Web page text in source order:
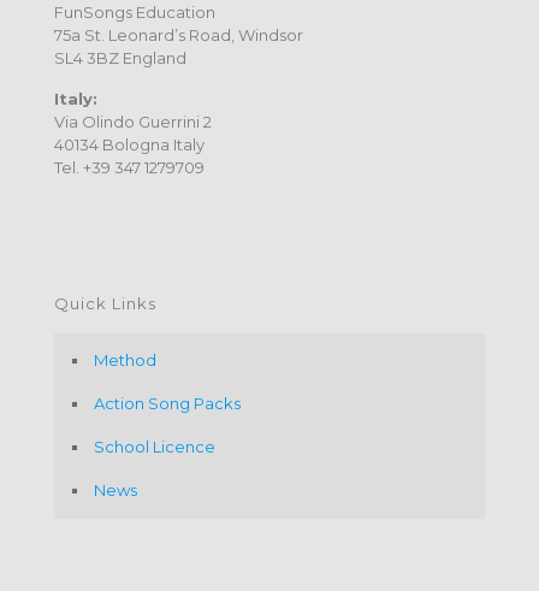
FunSongs Education
75a St. Leonard’s Road, Windsor
SL4 3BZ England
Italy:
Via Olindo Guerrini 2
40134 Bologna Italy
Tel. +39 347 1279709
Quick Links
Method
Action Song Packs
School Licence
News